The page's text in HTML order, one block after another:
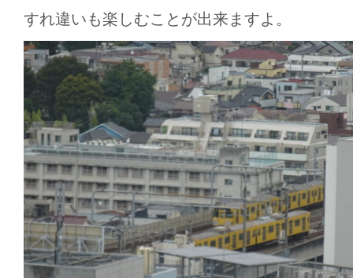
すれ違いも楽しむことが出来ますよ。